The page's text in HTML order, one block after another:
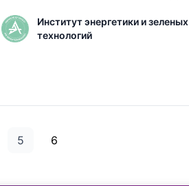
Институт энергетики и зеленых
технологий
5 6